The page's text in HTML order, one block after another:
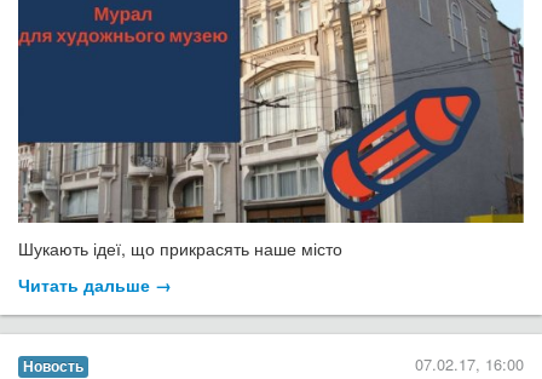
Шукають ідеї, що прикрасять наше місто
Читать дальше →
Новость 07.02.17, 16:00